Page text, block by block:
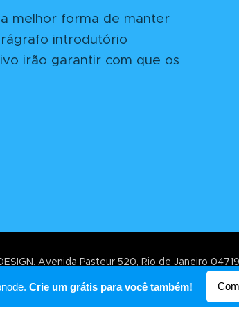
melhor forma de manter
introdutório
irão garantir com que os
Avenida Pasteur 520, Rio de Janeiro
Crie um grátis para você também!